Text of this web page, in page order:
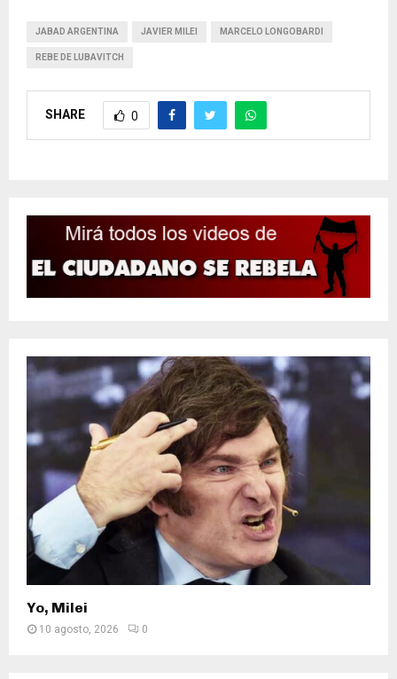
JABAD ARGENTINA JAVIER MILEI MARCELO LONGOBARDI
REBE DE LUBAVITCH
SHARE 0
Yo, Milei
10 agosto, 2026 0